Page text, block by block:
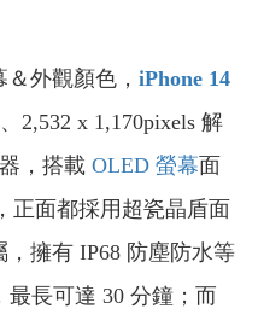
外觀顏色， iPhone 14
2,532 x 1,170pixels 解
，搭載 OLED 螢幕面
，正面都採用超瓷晶盾面
擁有 IP68 防塵防水等
長可達 30 分鐘；而